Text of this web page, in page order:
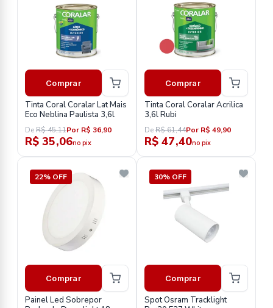
Comprar
Tinta Coral Coralar Lat Mais
Eco Neblina Paulista 3,6l
DeR$ 45,11Por R$ 36,90
R$ 35,06no pix
Comprar
Tinta Coral Coralar Acrilica
3,6l Rubi
DeR$ 61,44Por R$ 49,90
R$ 47,40no pix
22% OFF
Comprar
Painel Led Sobrepor
30% OFF
Comprar
Spot Osram Tracklight